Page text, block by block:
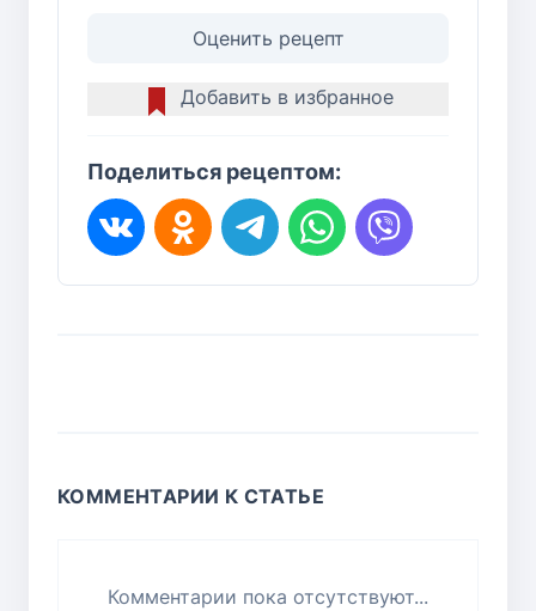
Оценить рецепт
Добавить в избранное
Поделиться рецептом:
КОММЕНТАРИИ К СТАТЬЕ
Комментарии пока отсутствуют...